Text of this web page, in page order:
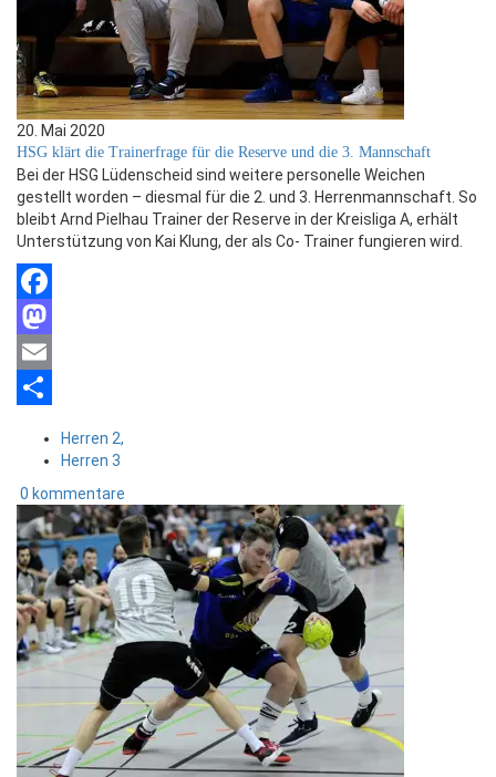
20. Mai 2020
HSG klärt die Trainerfrage für die Reserve und die 3. Mannschaft
Bei der HSG Lüdenscheid sind weitere personelle Weichen
gestellt worden – diesmal für die 2. und 3. Herrenmannschaft. So
bleibt Arnd Pielhau Trainer der Reserve in der Kreisliga A, erhält
Unterstützung von Kai Klung, der als Co- Trainer fungieren wird.
Facebook
Mastodon
Email
Herren 2,
Herren 3
0 kommentare